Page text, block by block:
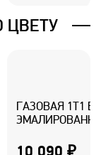
ГАЗОВАЯ 1T1